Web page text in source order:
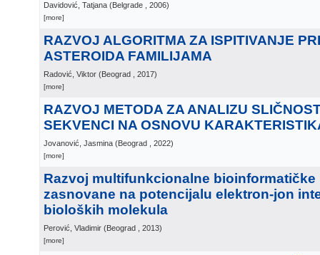
Davidović, Tatjana (Belgrade , 2006)
[more]
RAZVOJ ALGORITMA ZA ISPITIVANJE
ASTEROIDA FAMILIJAMA
Radović, Viktor (Beograd , 2017)
[more]
RAZVOJ METODA ZA ANALIZU
SEKVENCI NA OSNOVU
Jovanović, Jasmina (Beograd , 2022)
[more]
Razvoj multifunkcionalne bioinformatičke
zasnovane na potencijalu elektron-jon
bioloških molekula
Perović, Vladimir (Beograd , 2013)
[more]